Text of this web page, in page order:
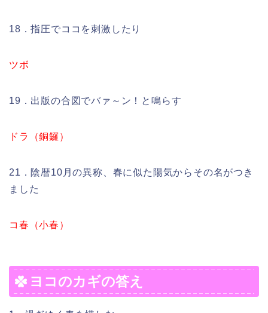
18．指圧でココを刺激したり
ツボ
19．出版の合図でバァ～ン！と鳴らす
ドラ（銅鑼）
21．陰暦10月の異称、春に似た陽気からその名がつき
ました
コ春（小春）
ヨコのカギの答え